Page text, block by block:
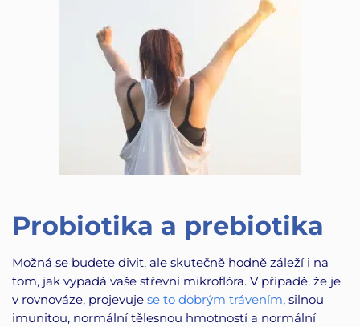
Probiotika a prebiotika
Možná se budete divit, ale skutečně hodně záleží i na
tom, jak vypadá vaše střevní mikroflóra. V případě, že je
v rovnováze, projevuje se to dobrým trávením, silnou
imunitou, normální tělesnou hmotností a normální